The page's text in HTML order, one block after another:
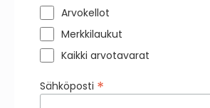
Arvokellot
Merkkilaukut
Kaikki arvotavarat
Sähköposti *